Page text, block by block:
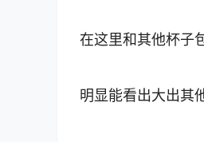
在这里和其他杯子
明显能看出大出其